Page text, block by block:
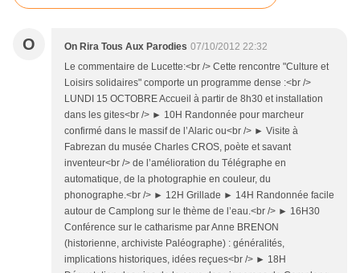
O On Rira Tous Aux Parodies 07/10/2012 22:32
Le commentaire de Lucette:<br /> Cette rencontre "Culture et
Loisirs solidaires" comporte un programme dense :<br />
LUNDI 15 OCTOBRE Accueil à partir de 8h30 et installation
dans les gites<br /> ► 10H Randonnée pour marcheur
confirmé dans le massif de l’Alaric ou<br /> ► Visite à
Fabrezan du musée Charles CROS, poète et savant
inventeur<br /> de l’amélioration du Télégraphe en
automatique, de la photographie en couleur, du
phonographe.<br /> ► 12H Grillade ► 14H Randonnée facile
autour de Camplong sur le thème de l’eau.<br /> ► 16H30
Conférence sur le catharisme par Anne BRENON
(historienne, archiviste Paléographe) : généralités,
implications historiques, idées reçues<br /> ► 18H